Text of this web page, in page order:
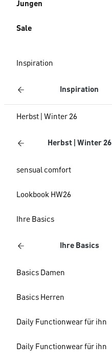
Jungen
Sale
Inspiration
Inspiration
Herbst | Winter 26
Herbst | Winter 26
sensual comfort
Lookbook HW26
Ihre Basics
Ihre Basics
Basics Damen
Basics Herren
Daily Functionwear für ihn
Daily Functionwear für ihn